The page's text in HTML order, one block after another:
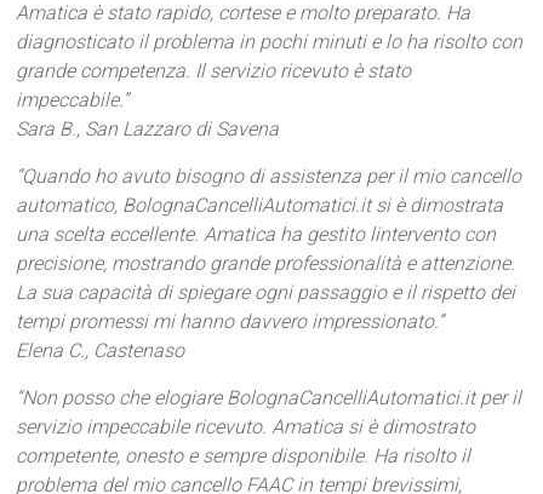
Amatica è stato rapido, cortese e molto preparato. Ha
diagnosticato il problema in pochi minuti e lo ha risolto con
grande competenza. Il servizio ricevuto è stato
impeccabile.”
Sara B., San Lazzaro di Savena
“Quando ho avuto bisogno di assistenza per il mio cancello
automatico, BolognaCancelliAutomatici.it si è dimostrata
una scelta eccellente. Amatica ha gestito lintervento con
precisione, mostrando grande professionalità e attenzione.
La sua capacità di spiegare ogni passaggio e il rispetto dei
tempi promessi mi hanno davvero impressionato.”
Elena C., Castenaso
“Non posso che elogiare BolognaCancelliAutomatici.it per il
servizio impeccabile ricevuto. Amatica si è dimostrato
competente, onesto e sempre disponibile. Ha risolto il
problema del mio cancello FAAC in tempi brevissimi,